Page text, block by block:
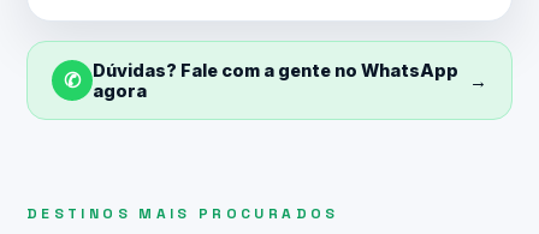
✆
Dúvidas? Fale com a gente no WhatsApp
agora
→
DESTINOS MAIS PROCURADOS